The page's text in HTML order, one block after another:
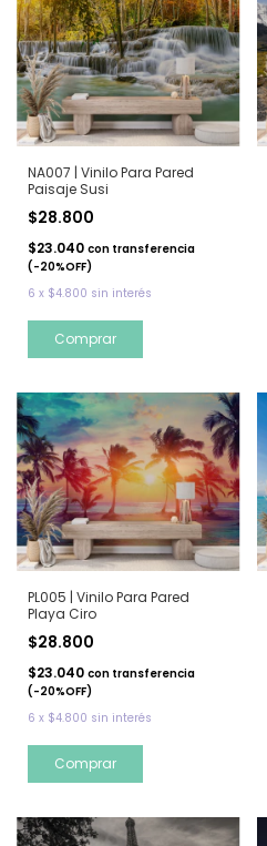
NA007 | Vinilo Para Pared
Paisaje Susi
$28.800
$23.040 con transferencia
(-20%OFF)
6 x $4.800 sin interés
PL005 | Vinilo Para Pared
Playa Ciro
$28.800
$23.040 con transferencia
(-20%OFF)
6 x $4.800 sin interés